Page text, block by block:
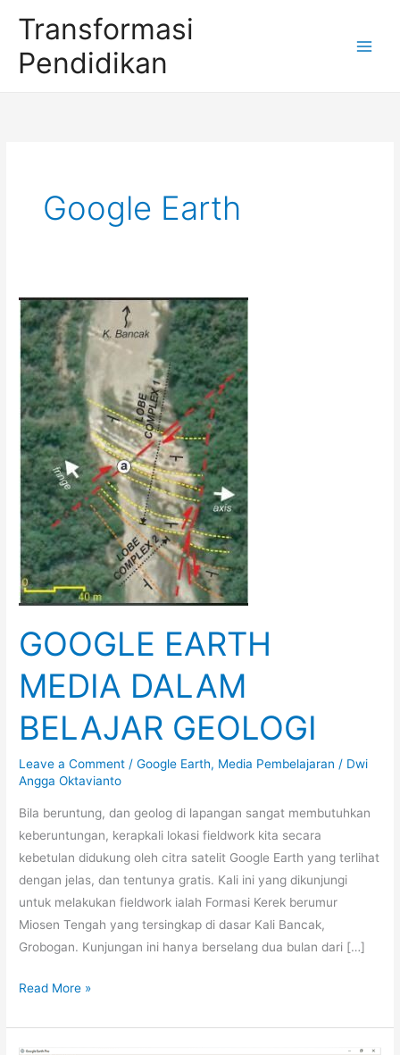
content
Transformasi
Pendidikan
Google Earth
GOOGLE EARTH
MEDIA DALAM
BELAJAR GEOLOGI
Leave a Comment /Google Earth, Media Pembelajaran / Dwi
Angga Oktavianto
Bila beruntung, dan geolog di lapangan sangat membutuhkan
keberuntungan, kerapkali lokasi fieldwork kita secara
kebetulan didukung oleh citra satelit Google Earth yang terlihat
dengan jelas, dan tentunya gratis. Kali ini yang dikunjungi
untuk melakukan fieldwork ialah Formasi Kerek berumur
Miosen Tengah yang tersingkap di dasar Kali Bancak,
Grobogan. Kunjungan ini hanya berselang dua bulan dari […]
GOOGLE
MEDIA
Read More »